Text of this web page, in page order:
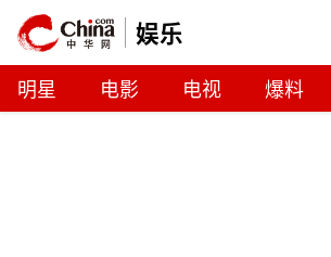
娱乐
明星 电影 电视 爆料